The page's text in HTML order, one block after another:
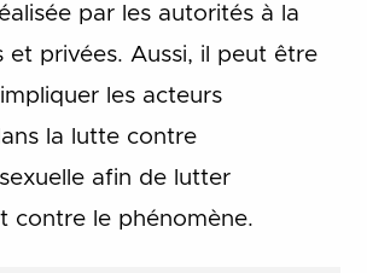
par les autorités à la
et privées. Aussi, il peut être
les acteurs
la lutte contre
afin de lutter
contre le phénomène.